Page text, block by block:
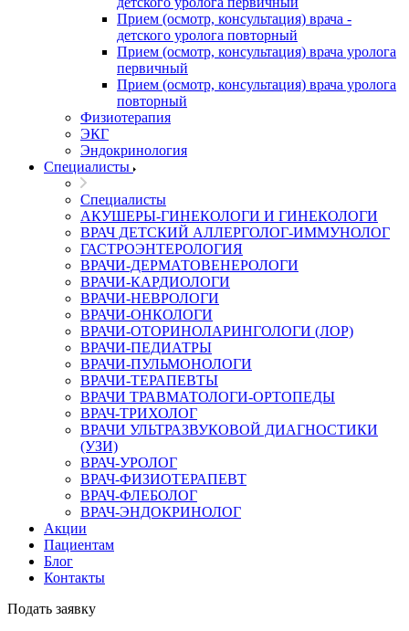
Прием (осмотр, консультация) врача -
детского уролога повторный
Прием (осмотр, консультация) врача уролога
первичный
Прием (осмотр, консультация) врача уролога
повторный
Физиотерапия
ЭКГ
Эндокринология
Специалисты
Специалисты
АКУШЕРЫ-ГИНЕКОЛОГИ И ГИНЕКОЛОГИ
ВРАЧ ДЕТСКИЙ АЛЛЕРГОЛОГ-ИММУНОЛОГ
ГАСТРОЭНТЕРОЛОГИЯ
ВРАЧИ-ДЕРМАТОВЕНЕРОЛОГИ
ВРАЧИ-КАРДИОЛОГИ
ВРАЧИ-НЕВРОЛОГИ
ВРАЧИ-ОНКОЛОГИ
ВРАЧИ-ОТОРИНОЛАРИНГОЛОГИ (ЛОР)
ВРАЧИ-ПЕДИАТРЫ
ВРАЧИ-ПУЛЬМОНОЛОГИ
ВРАЧИ-ТЕРАПЕВТЫ
ВРАЧИ ТРАВМАТОЛОГИ-ОРТОПЕДЫ
ВРАЧ-ТРИХОЛОГ
ВРАЧИ УЛЬТРАЗВУКОВОЙ ДИАГНОСТИКИ
(УЗИ)
ВРАЧ-УРОЛОГ
ВРАЧ-ФИЗИОТЕРАПЕВТ
ВРАЧ-ФЛЕБОЛОГ
ВРАЧ-ЭНДОКРИНОЛОГ
Акции
Пациентам
Блог
Контакты
Подать заявку